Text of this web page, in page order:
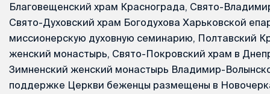
Благовещенский храм Краснограда, Свято-
Свято-Духовский храм Богодухова Харьковской
миссионерскую духовную семинарию, Полтавский
женский монастырь, Свято-Покровский храм в
Зимненский женский монастырь Владимир-
поддержке Церкви беженцы размещены в